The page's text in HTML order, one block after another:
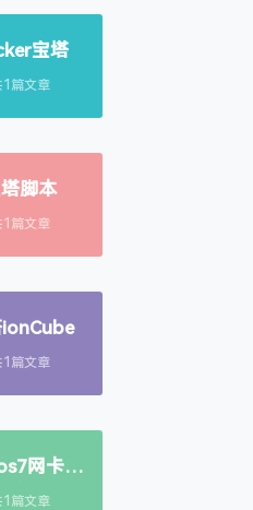
宝塔
1篇文章
脚本
1篇文章
1篇文章
网卡消
失
1篇文章